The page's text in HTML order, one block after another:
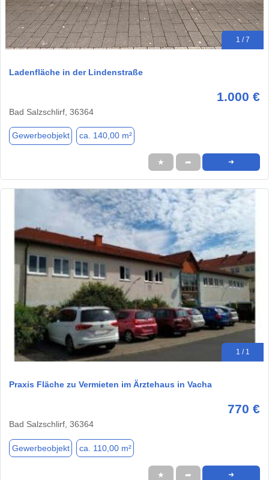
1 / 7
Ladenfläche in der Lindenstraße
1.000 €
Bad Salzschlirf, 36364
Gewerbeobjekt ca. 140,00 m²
★ ➦ ➜
1 / 1
Praxis Fläche zu Vermieten im Ärztehaus in Vacha
770 €
Bad Salzschlirf, 36364
Gewerbeobjekt ca. 110,00 m²
★ ➦ ➜